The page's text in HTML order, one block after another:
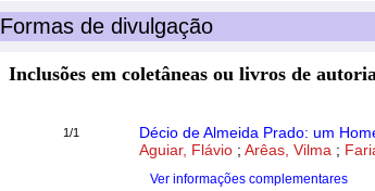
Formas de divulgação
Inclusões em coletâneas ou livros de
1/1
Décio de Almeida Prado: um
Aguiar, Flávio ; Arêas, Vilma ;
Ver informações complementares